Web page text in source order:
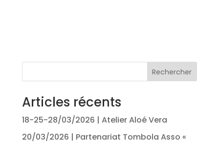
Rechercher
Articles récents
18-25-28/03/2026 | Atelier Aloé Vera
20/03/2026 | Partenariat Tombola Asso «